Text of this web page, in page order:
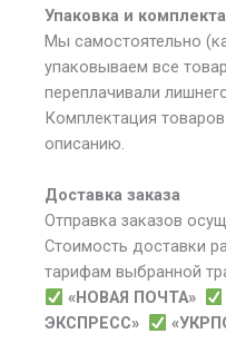
Упаковка и
Мы самостоятельно
упаковываем все
переплачивали
Комплектация
описанию.
Доставка заказа
Отправка заказов
Стоимость доставки
тарифам выбранной
«НОВАЯ ПОЧТА»
ЭКСПРЕСС»